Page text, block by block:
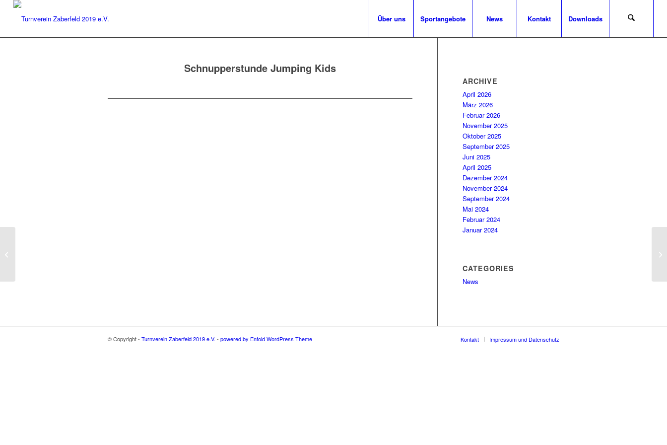
Über uns Sportangebote News Kontakt Downloads
Schnupperstunde Jumping Kids
ARCHIVE
April 2026
März 2026
Februar 2026
November 2025
Oktober 2025
September 2025
Juni 2025
April 2025
Dezember 2024
November 2024
September 2024
Mai 2024
Februar 2024
Januar 2024
CATEGORIES
News
© Copyright - Turnverein Zaberfeld 2019 e.V. - powered by Enfold WordPress Theme Kontakt Impressum und Datenschutz